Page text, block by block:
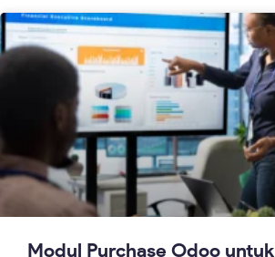
Modul Purchase Odoo untuk